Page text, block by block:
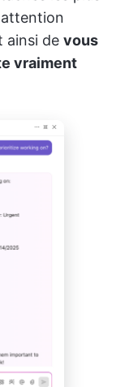
ainsi de vous
vraiment